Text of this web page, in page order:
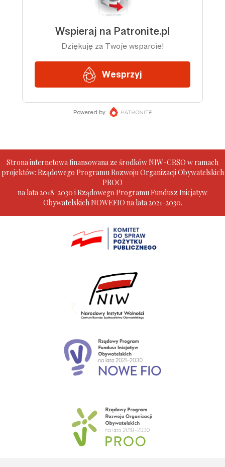
Strona internetowa finansowana ze środków NIW-CRSO w ramach
projektów: Rządowego Programu Rozwoju Organizacji Obywatelskich
PROO
na lata 2018-2030 i Rządowego Programu Fundusz Inicjatyw
Obywatelskich NOWEFIO na lata 2021-2030.